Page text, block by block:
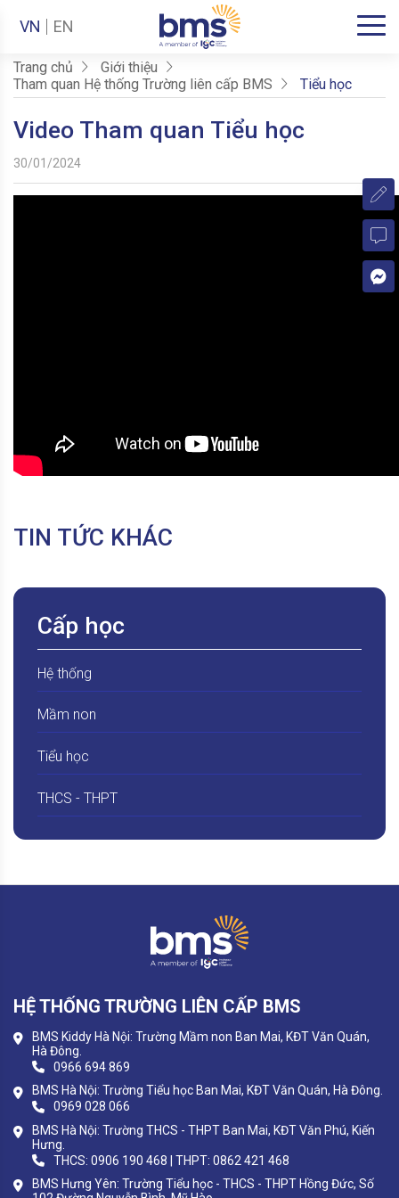
VN EN
Trang chủ
Giới thiệu
Tham quan Hệ thống Trường liên cấp BMS
Tiểu học
Video Tham quan Tiểu học
30/01/2024
TIN TỨC KHÁC
Cấp học
Hệ thống
Mầm non
Tiểu học
THCS - THPT
HỆ THỐNG TRƯỜNG LIÊN CẤP BMS
BMS Kiddy Hà Nội: Trường Mầm non Ban Mai, KĐT Văn Quán,
Hà Đông.
0966 694 869
BMS Hà Nội: Trường Tiểu học Ban Mai, KĐT Văn Quán, Hà Đông.
0969 028 066
BMS Hà Nội: Trường THCS - THPT Ban Mai, KĐT Văn Phú, Kiến
Hưng.
THCS: 0906 190 468 | THPT: 0862 421 468
BMS Hưng Yên: Trường Tiểu học - THCS - THPT Hồng Đức, Số